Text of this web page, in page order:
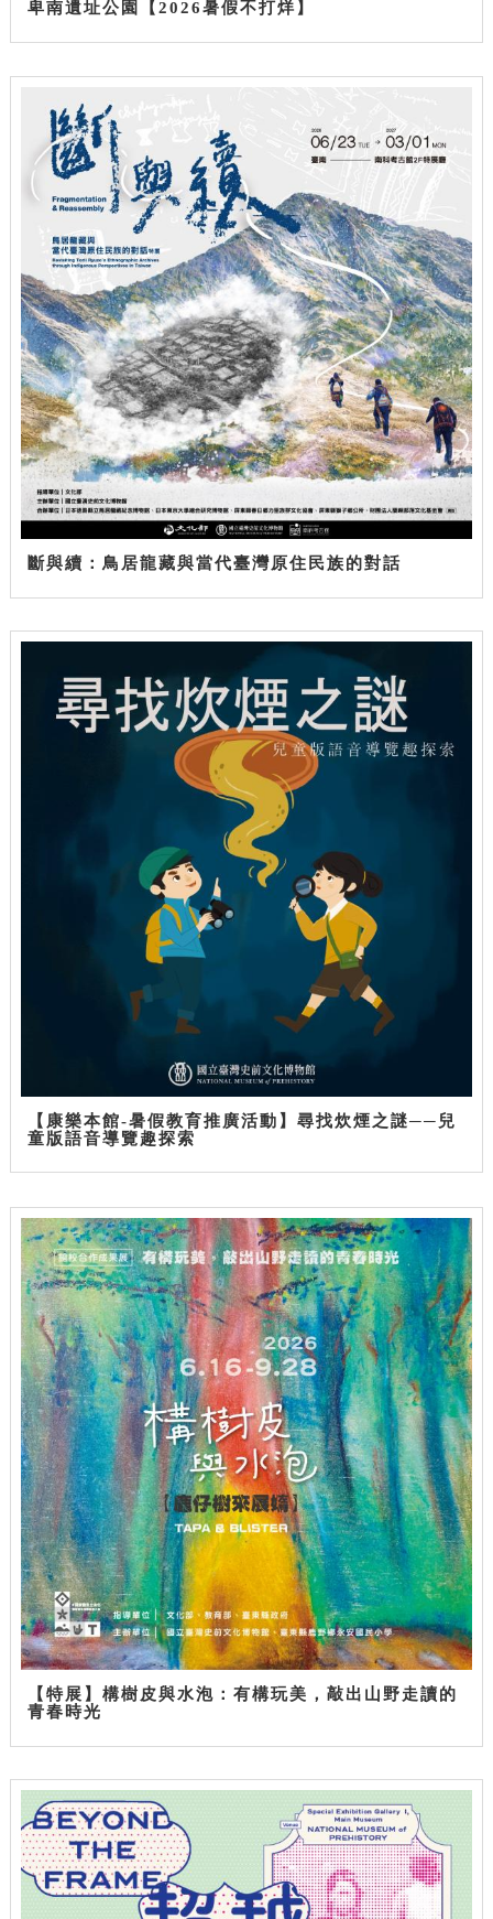
卑南遺址公園【2026暑假不打烊】
斷與續：鳥居龍藏與當代臺灣原住民族的對話
【康樂本館-暑假教育推廣活動】尋找炊煙之謎──兒
童版語音導覽趣探索
【特展】構樹皮與水泡：有構玩美，敲出山野走讀的
青春時光